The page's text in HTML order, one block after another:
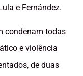
e Fernández.
condenam todas
e violência
de duas